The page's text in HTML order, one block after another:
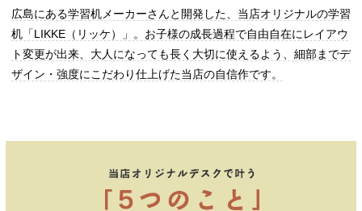
広島にある学習机メーカーさんと開発した、当店オリジナルの学習
机「LIKKE（リッケ）」。お子様の成長過程で自由自在にレイアウ
ト変更が出来、大人になっても長く大切に使えるよう、細部までデ
ザイン・強度にこだわり仕上げた当店の自信作です。